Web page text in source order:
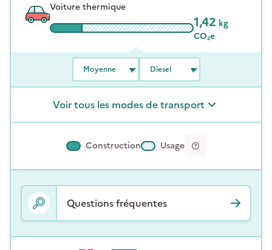
Voiture thermique
1,42 kg
CO₂e
Voir tous les modes de transport
Construction Usage
Questions fréquentes